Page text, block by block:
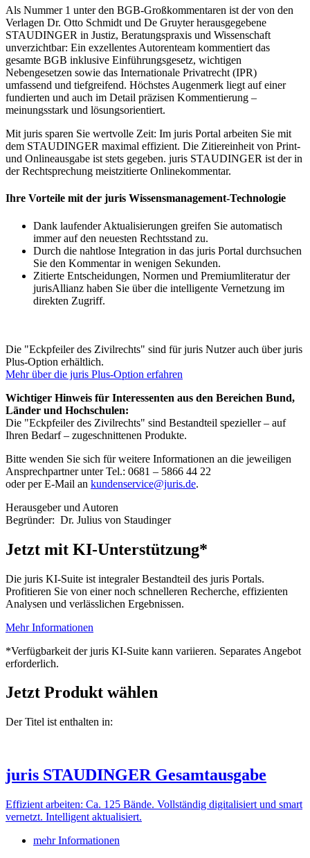
Als Nummer 1 unter den BGB-Großkommentaren ist der von den
Verlagen Dr. Otto Schmidt und De Gruyter herausgegebene
STAUDINGER in Justiz, Beratungspraxis und Wissenschaft
unverzichtbar: Ein exzellentes Autorenteam kommentiert das
gesamte BGB inklusive Einführungsgesetz, wichtigen
Nebengesetzen sowie das Internationale Privatrecht (IPR)
umfassend und tiefgreifend. Höchstes Augenmerk liegt auf einer
fundierten und auch im Detail präzisen Kommentierung –
meinungsstark und lösungsorientiert.
Mit juris sparen Sie wertvolle Zeit: Im juris Portal arbeiten Sie mit
dem STAUDINGER maximal effizient. Die Zitiereinheit von Print-
und Onlineausgabe ist stets gegeben. juris STAUDINGER ist der in
der Rechtsprechung meistzitierte Onlinekommentar.
Ihre Vorteile mit der juris Wissensmanagement-Technologie
Dank laufender Aktualisierungen greifen Sie automatisch
immer auf den neuesten Rechtsstand zu.
Durch die nahtlose Integration in das juris Portal durchsuchen
Sie den Kommentar in wenigen Sekunden.
Zitierte Entscheidungen, Normen und Premiumliteratur der
jurisAllianz haben Sie über die intelligente Vernetzung im
direkten Zugriff.
Die "Eckpfeiler des Zivilrechts" sind für juris Nutzer auch über juris
Plus-Option erhältlich.
Mehr über die juris Plus-Option erfahren
Wichtiger Hinweis für Interessenten aus den Bereichen Bund,
Länder und Hochschulen:
Die "Eckpfeiler des Zivilrechts" sind Bestandteil spezieller – auf
Ihren Bedarf – zugeschnittenen Produkte.
Bitte wenden Sie sich für weitere Informationen an die jeweiligen
Ansprechpartner unter Tel.: 0681 – 5866 44 22
oder per E-Mail an kundenservice@juris.de.
Herausgeber und Autoren
Begründer: Dr. Julius von Staudinger
Jetzt mit KI-Unterstützung*
Die juris KI-Suite ist integraler Bestandteil des juris Portals.
Profitieren Sie von einer noch schnelleren Recherche, effizienten
Analysen und verlässlichen Ergebnissen.
Mehr Informationen
*Verfügbarkeit der juris KI-Suite kann variieren. Separates Angebot
erforderlich.
Jetzt Produkt wählen
Der Titel ist enthalten in:
juris STAUDINGER Gesamtausgabe
Effizient arbeiten: Ca. 125 Bände. Vollständig digitalisiert und smart
vernetzt. Intelligent aktualisiert.
mehr Informationen